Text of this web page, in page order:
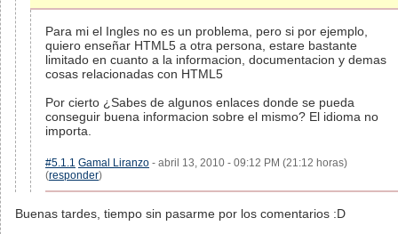
Para mi el Ingles no es un problema, pero si por ejemplo,
quiero enseñar HTML5 a otra persona, estare bastante
limitado en cuanto a la informacion, documentacion y demas
cosas relacionadas con HTML5
Por cierto ¿Sabes de algunos enlaces donde se pueda
conseguir buena informacion sobre el mismo? El idioma no
importa.
#5.1.1 Gamal Liranzo - abril 13, 2010 - 09:12 PM (21:12 horas)
(responder)
Buenas tardes, tiempo sin pasarme por los comentarios :D